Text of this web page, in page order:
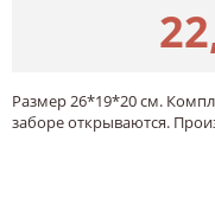
Размер 26*19*20 см.
заборе открываются.